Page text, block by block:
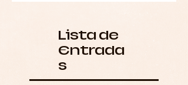
Lista de
Entrada
s